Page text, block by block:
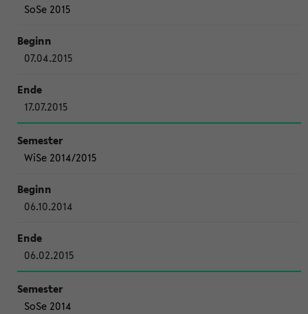
SoSe 2015
07.04.2015
17.07.2015
WiSe 2014/2015
06.10.2014
06.02.2015
SoSe 2014